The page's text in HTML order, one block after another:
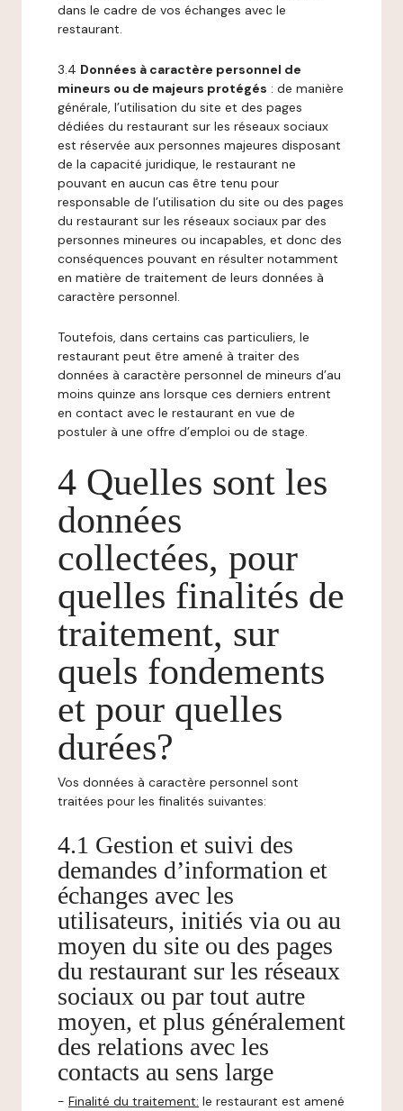
dans le cadre de vos échanges avec le
restaurant.
3.4 Données à caractère personnel de
mineurs ou de majeurs protégés : de manière
générale, l’utilisation du site et des pages
dédiées du restaurant sur les réseaux sociaux
est réservée aux personnes majeures disposant
de la capacité juridique, le restaurant ne
pouvant en aucun cas être tenu pour
responsable de l’utilisation du site ou des pages
du restaurant sur les réseaux sociaux par des
personnes mineures ou incapables, et donc des
conséquences pouvant en résulter notamment
en matière de traitement de leurs données à
caractère personnel.
Toutefois, dans certains cas particuliers, le
restaurant peut être amené à traiter des
données à caractère personnel de mineurs d’au
moins quinze ans lorsque ces derniers entrent
en contact avec le restaurant en vue de
postuler à une offre d’emploi ou de stage.
4 Quelles sont les
données
collectées, pour
quelles finalités de
traitement, sur
quels fondements
et pour quelles
durées?
Vos données à caractère personnel sont
traitées pour les finalités suivantes:
4.1 Gestion et suivi des
demandes d’information et
échanges avec les
utilisateurs, initiés via ou au
moyen du site ou des pages
du restaurant sur les réseaux
sociaux ou par tout autre
moyen, et plus généralement
des relations avec les
contacts au sens large
- Finalité du traitement: le restaurant est amené